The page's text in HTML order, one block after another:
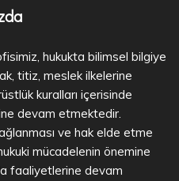
hukukta bilimsel bilgiye
titiz, meslek ilkelerine
kuralları içerisinde
devam etmektedir.
ve hak elde etme
mücadelenin önemine
faaliyetlerine devam